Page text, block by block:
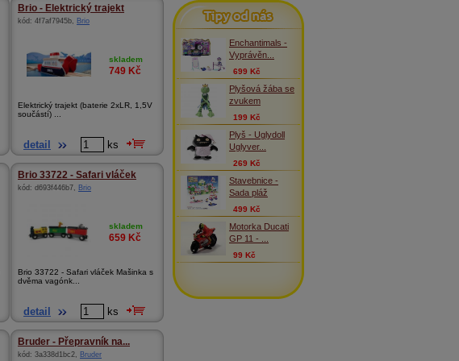
Brio - Elektrický trajekt
kód: 4f7af7945b, Brio
skladem
749 Kč
Elektrický trajekt (baterie 2xLR, 1,5V
součástí) ...
detail ks
Brio 33722 - Safari vláček
kód: d693f446b7, Brio
skladem
659 Kč
Brio 33722 - Safari vláček Mašinka s
dvěma vagónk...
detail ks
Bruder - Přepravník na...
kód: 3a338d1bc2, Bruder
Tipy od nás
Enchantimals -
Vyprávěn...
699 Kč
Plyšová žába se
zvukem
199 Kč
Plyš - Uglydoll
Uglyver...
269 Kč
Stavebnice -
Sada pláž
499 Kč
Motorka Ducati
GP 11 - ...
99 Kč